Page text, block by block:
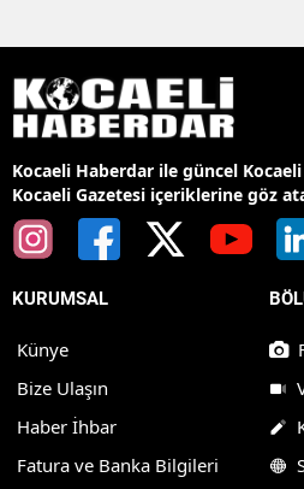
Kocaeli Haberdar ile güncel
Kocaeli Gazetesi içeriklerine göz
KURUMSAL
Künye
Bize Ulaşın
Haber İhbar
Fatura ve Banka Bilgileri